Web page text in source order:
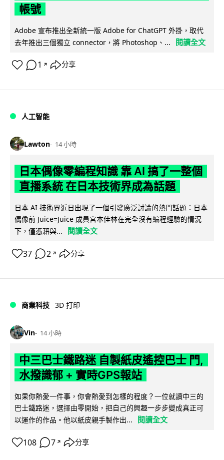
帳號
Adobe 宣布推出全新統一版 Adobe for ChatGPT 外掛，取代
去年推出三個獨立 connector，將 Photoshop、...
閱讀全文
1 ↗ 分享
人工智能
Lawton 14 小時
日本偶像零編程知識 靠 AI 搞了一整個
直播系統 在日本技術界成為話題
日本 AI 技術界近日出現了一個引發廣泛討論的熱門話題：日本
偶像前 Juice=Juice 成員宮本佳林在完全沒有編程經驗的情況
下，僅憑藉與...
閱讀全文
37 2 ↗ 分享
商業科技 3D 打印
Vin 14 小時
中三巴士鐵路迷 自製紙皮遙控巴士 門,
水撥識郁 + 實時GPS報站
如果你熱愛一件事，你會熱愛到怎樣的程度？一位就讀中三的
巴士鐵路迷，選擇由零開始，把自己的興趣一步步變成真正可
以運作的作品。他以紙皮親手製作出...
閱讀全文
108 7 ↗ 分享